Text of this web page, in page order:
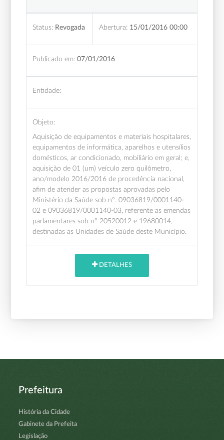
Status: Revogada Abertura: 15/01/2016 00:00
Publicado em: 07/01/2016
Entidade:
Objeto:
Aquisição de equipamentos e materiais hospitalares,
equipamentos de informática, aparelhos e utensílios
domésticos, ar condicionado, mobiliário em geral; e,
aquisição de 01 (um) veículo zero quilômetro,
ano/modelo 2016/2016 de procedência nacional,
afim de atender as propostas aprovadas pelo
Ministério da Saúde sob nº. 09036819/0001140-
02 e 09036819/0001140-03, referente as emendas
parlamentares sob nº 20520012 e 19680014,
destinadas as Unidades de Saúde deste Município.
DETALHES
Prefeitura
História da Cidade
Gabinete da Prefeita
Legislação